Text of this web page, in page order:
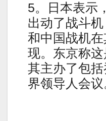
5。日本表示
出动了战斗
和中国战机
现。东京称这
其主办了包
界领导人会议